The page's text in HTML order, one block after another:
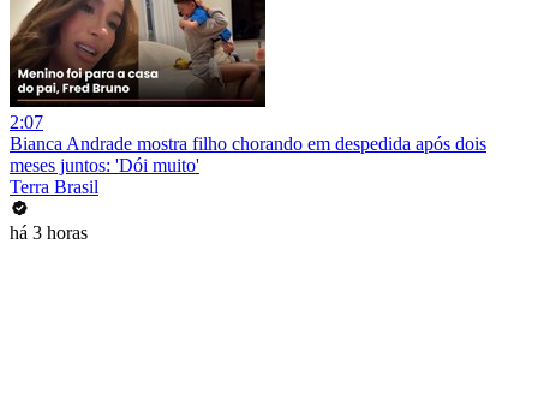
2:07
Bianca Andrade mostra filho chorando em despedida após dois
meses juntos: 'Dói muito'
Terra Brasil
há 3 horas